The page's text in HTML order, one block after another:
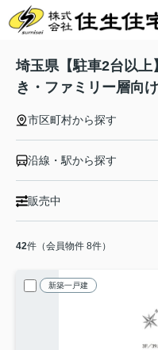
埼玉県【駐車2台以
き・ファミリー層向け
市区町村から探す
沿線・駅から探す
販売中
42件（会員物件 8件）
新築一戸建